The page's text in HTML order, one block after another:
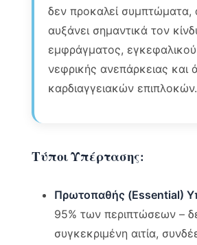
δεν προκαλεί συμπτώματα,
αυξάνει σημαντικά τον
εμφράγματος, εγκεφαλικού
νεφρικής ανεπάρκειας και
καρδιαγγειακών επιπλοκών.
Τύποι Υπέρτασης:
Πρωτοπαθής (Essential)
95% των περιπτώσεων –
συγκεκριμένη αιτία,